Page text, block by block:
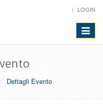
LOGIN
Toggle
Dettagli Evento